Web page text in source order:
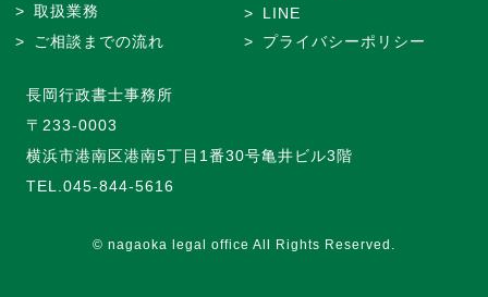
取扱業務
ご相談までの流れ
LINE
プライバシーポリシー
長岡行政書士事務所
〒233-0003
横浜市港南区港南5丁目1番30号亀井ビル3階
TEL. 045-844-5616
© nagaoka legal office All Rights Reserved.